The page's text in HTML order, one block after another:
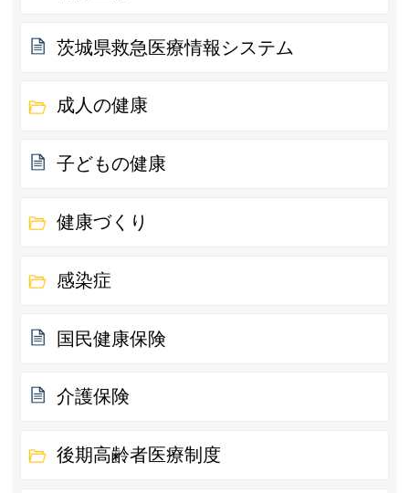
茨城県救急医療情報システム
成人の健康
子どもの健康
健康づくり
感染症
国民健康保険
介護保険
後期高齢者医療制度